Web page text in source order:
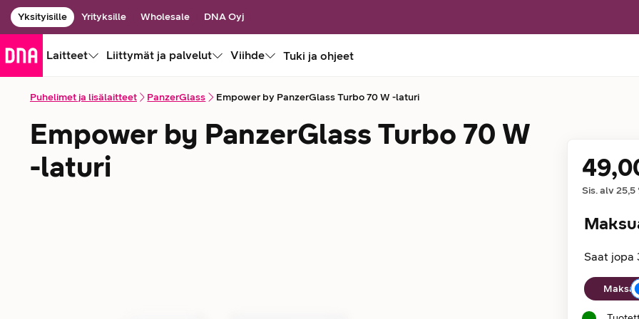
Yksityisille Yrityksille Wholesale DNA Oyj
Laitteet Liittymät ja palvelut Viihde Tuki ja ohjeet
Puhelimet ja lisälaitteet PanzerGlass Empower by PanzerGlass Turbo 70 W -laturi
Empower by PanzerGlass Turbo 70 W
-laturi
Sis. alv 25,5
Saat jopa
Maksuaika